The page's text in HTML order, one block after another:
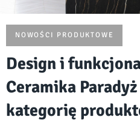
NOWOŚCI PRODUKTOWE
Design i
Ceramika
kategorię